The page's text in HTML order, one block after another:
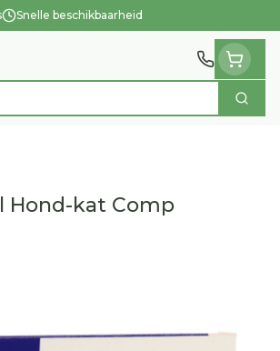
Snelle beschikbaarheid
Zoek
Hond-kat Comp